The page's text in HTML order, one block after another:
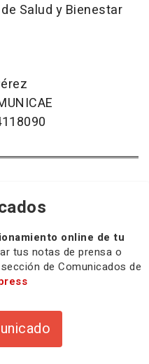
Salud y Bienestar
online de tu
tus notas de prensa o
de Comunicados de